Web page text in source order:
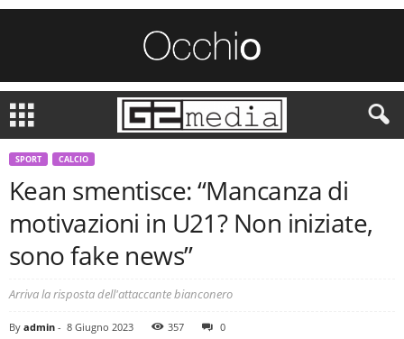
SPORT CALCIO
Kean smentisce: “Mancanza di
motivazioni in U21? Non iniziate,
sono fake news”
Arriva la risposta dell'attaccante bianconero
By admin - 8 Giugno 2023 357 0